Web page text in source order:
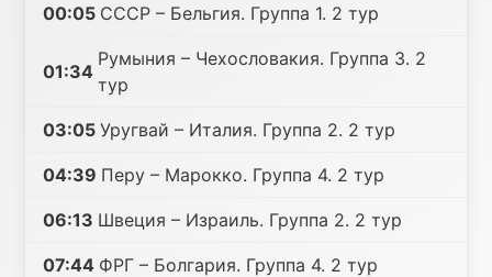
00:05 СССР – Бельгия. Группа 1. 2 тур
01:34
Румыния – Чехословакия. Группа 3. 2
тур
03:05 Уругвай – Италия. Группа 2. 2 тур
04:39 Перу – Марокко. Группа 4. 2 тур
06:13 Швеция – Израиль. Группа 2. 2 тур
07:44 ФРГ – Болгария. Группа 4. 2 тур